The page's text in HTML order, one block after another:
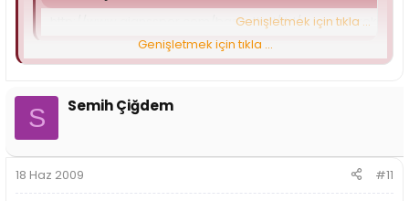
http://www.ajansspor.com/basketbol/tbl/ ... orumlaroku[/
Genişletmek için tıkla ...
Ajansspor'un kaynağı nedir =)))[/quote:3dtem9tc]
spormaxdeki maçın tekrarını izlemiş akıllılar.
Genişletmek için tıkla ...
S Semih Çiğdem
18 Haz 2009 #11